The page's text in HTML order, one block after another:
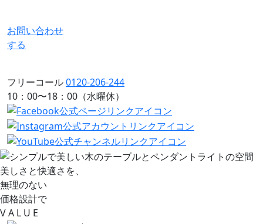
お問い合わせ
する
フリーコール0120-206-244
10：00〜18：00（水曜休）
美しさと快適さを、
無理のない
価格設計で
VA L U E